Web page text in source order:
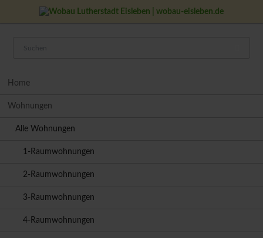
Home
Wohnungen
Alle Wohnungen
1-Raumwohnungen
2-Raumwohnungen
3-Raumwohnungen
4-Raumwohnungen